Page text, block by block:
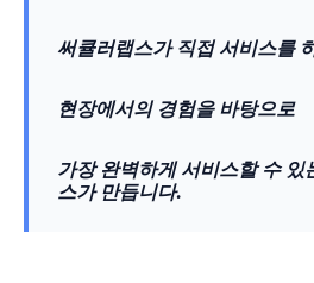
써큘러랩스가 직접 서비스를
현장에서의 경험을 바탕으로
가장 완벽하게 서비스할 수 있
스가 만듭니다.